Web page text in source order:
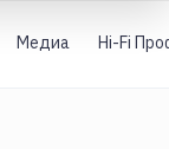
Медиа Hi-Fi